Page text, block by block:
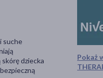
Pokaż
suche
dziecka